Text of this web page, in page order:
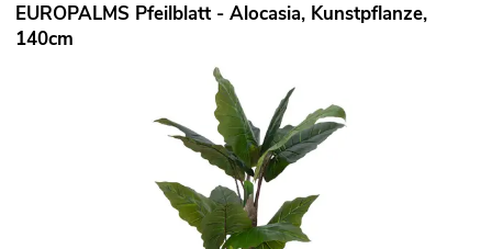
EUROPALMS Pfeilblatt - Alocasia, Kunstpflanze,
140cm